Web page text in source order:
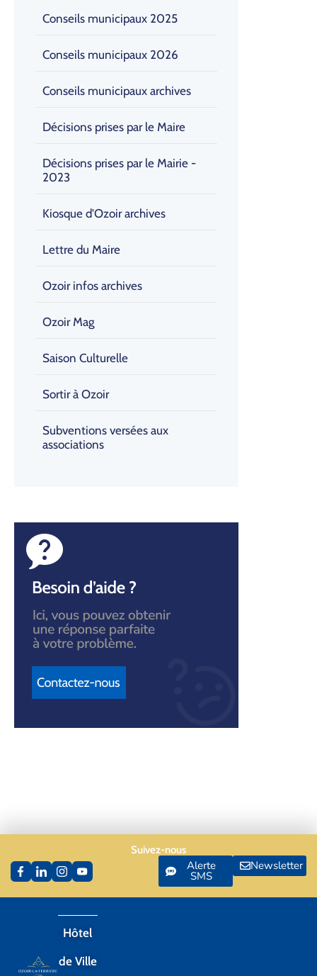
Conseils municipaux 2025
Conseils municipaux 2026
Conseils municipaux archives
Décisions prises par le Maire
Décisions prises par le Mairie -
2023
Kiosque d'Ozoir archives
Lettre du Maire
Ozoir infos archives
Ozoir Mag
Saison Culturelle
Sortir à Ozoir
Subventions versées aux
associations
Hôtel
de Ville
Suivez-nous
Alerte
SMS
Newsletter